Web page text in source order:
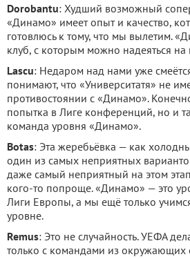
Dorobantu: Худший возможный
«Динамо» имеет опыт и качество,
готовлюсь к тому, что мы вылетим.
клуб, с которым можно надеяться на
Lascu: Недаром над нами уже
понимают, что «Университатя» не
противостоянии с «Динамо».
попытка в Лиге конференций, но и
команда уровня «Динамо».
Botas: Эта жеребьёвка — как
один из самых неприятных
даже самый неприятный на этом
кого-то попроще. «Динамо» — это
Лиги Европы, а мы ещё только
уровне.
Remus: Это не случайность. УЕФА
только с командами из окружающих